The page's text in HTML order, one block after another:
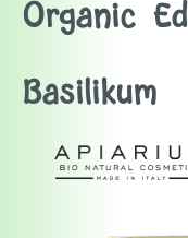
Organic
Basilikum